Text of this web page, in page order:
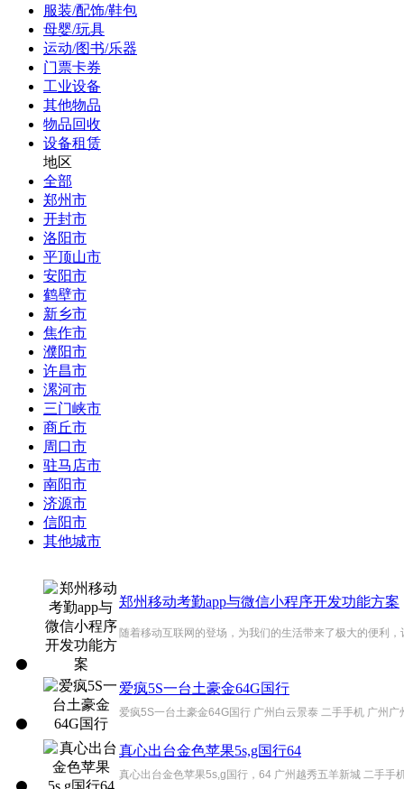
服装/配饰/鞋包
母婴/玩具
运动/图书/乐器
门票卡券
工业设备
其他物品
物品回收
设备租赁
地区
全部
郑州市
开封市
洛阳市
平顶山市
安阳市
鹤壁市
新乡市
焦作市
濮阳市
许昌市
漯河市
三门峡市
商丘市
周口市
驻马店市
南阳市
济源市
信阳市
其他城市
郑州移动考勤app与微信小程序开发功能方案
随着移动互联网的登场，为我们的生活带来了极大的便利，
爱疯5S一台土豪金64G国行
爱疯5S一台土豪金64G国行 广州白云景泰 二手手机 广州
真心出台金色苹果5s,g国行64
真心出台金色苹果5s,g国行，64 广州越秀五羊新城 二手